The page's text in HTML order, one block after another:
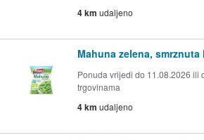
4 km udaljeno
Mahuna zelena, smrznuta
Ponuda vrijedi do 11.08.2026 ili
trgovinama
4 km udaljeno